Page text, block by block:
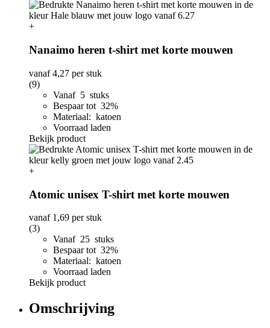
+
Nanaimo heren t-shirt met korte mouwen
vanaf4,27 per stuk
(9)
Vanaf 5 stuks
Bespaar tot 32%
Materiaal: katoen
Voorraad laden
Bekijk product
+
Atomic unisex T-shirt met korte mouwen
vanaf 1,69 per stuk
(3)
Vanaf 25 stuks
Bespaar tot 32%
Materiaal: katoen
Voorraad laden
Bekijk product
Omschrijving